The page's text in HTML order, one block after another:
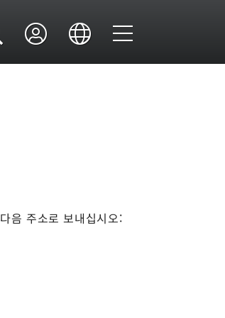
음 주소로 보내십시오: